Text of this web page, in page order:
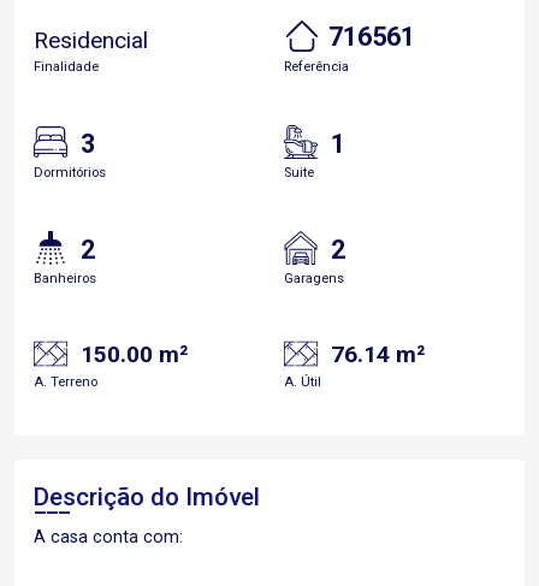
Residencial
Finalidade
716561
Referência
3
Dormitórios
1
Suite
2
Banheiros
2
Garagens
150.00 m²
A. Terreno
76.14 m²
A. Útil
Descrição do Imóvel
A casa conta com: